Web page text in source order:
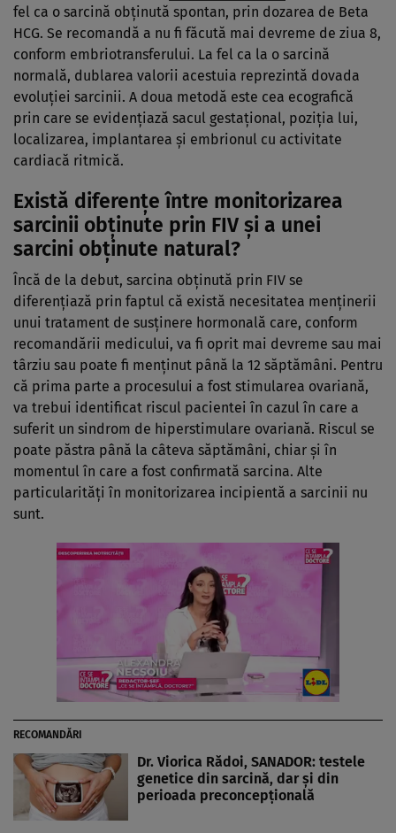
fel ca o sarcină obținută spontan, prin dozarea de Beta
HCG. Se recomandă a nu fi făcută mai devreme de ziua 8,
conform embriotransferului. La fel ca la o sarcină
normală, dublarea valorii acestuia reprezintă dovada
evoluției sarcinii. A doua metodă este cea ecografică
prin care se evidențiază sacul gestațional, poziția lui,
localizarea, implantarea și embrionul cu activitate
cardiacă ritmică.
Există diferențe între monitorizarea
sarcinii obținute prin FIV și a unei
sarcini obținute natural?
Încă de la debut, sarcina obținută prin FIV se
diferențiază prin faptul că există necesitatea menținerii
unui tratament de susținere hormonală care, conform
recomandării medicului, va fi oprit mai devreme sau mai
târziu sau poate fi menținut până la 12 săptămâni. Pentru
că prima parte a procesului a fost stimularea ovariană,
va trebui identificat riscul pacientei în cazul în care a
suferit un sindrom de hiperstimulare ovariană. Riscul se
poate păstra până la câteva săptămâni, chiar și în
momentul în care a fost confirmată sarcina. Alte
particularități în monitorizarea incipientă a sarcinii nu
sunt.
RECOMANDĂRI
Dr. Viorica Rădoi, SANADOR: testele
genetice din sarcină, dar și din
perioada preconcepțională